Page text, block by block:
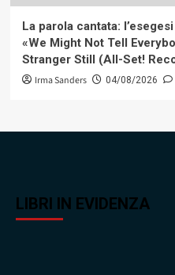
La parola cantata:
«We Might Not Tell
Stranger Still (All-Set!
Irma Sanders 04/08/2026
LIBRI IN EVIDENZA